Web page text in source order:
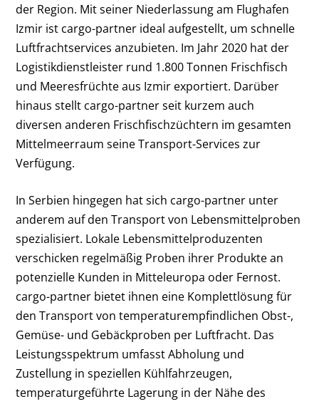
der Region. Mit seiner Niederlassung am Flughafen
Izmir ist cargo-partner ideal aufgestellt, um schnelle
Luftfrachtservices anzubieten. Im Jahr 2020 hat der
Logistikdienstleister rund 1.800 Tonnen Frischfisch
und Meeresfrüchte aus Izmir exportiert. Darüber
hinaus stellt cargo-partner seit kurzem auch
diversen anderen Frischfischzüchtern im gesamten
Mittelmeerraum seine Transport-Services zur
Verfügung.
In Serbien hingegen hat sich cargo-partner unter
anderem auf den Transport von Lebensmittelproben
spezialisiert. Lokale Lebensmittelproduzenten
verschicken regelmäßig Proben ihrer Produkte an
potenzielle Kunden in Mitteleuropa oder Fernost.
cargo-partner bietet ihnen eine Komplettlösung für
den Transport von temperaturempfindlichen Obst-,
Gemüse- und Gebäckproben per Luftfracht. Das
Leistungsspektrum umfasst Abholung und
Zustellung in speziellen Kühlfahrzeugen,
temperaturgeführte Lagerung in der Nähe des